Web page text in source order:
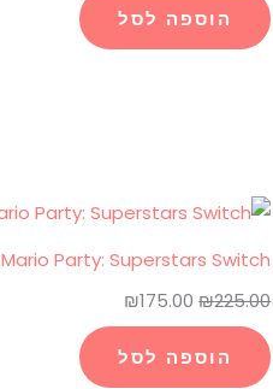
הוספה לסל
Mario Party: Superstars Switch
₪225.00
המחיר
₪225.00.
₪175.00
המחיר
הוא:
₪175.00.
הוספה לסל